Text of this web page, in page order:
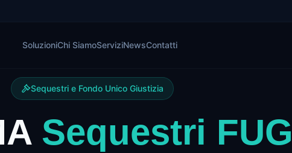
SoluzioniChi SiamoServiziNewsContatti
Sequestri e Fondo Unico Giustizia
Sequestri FUG